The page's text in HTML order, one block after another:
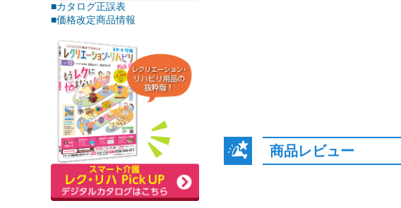
■カタログ正誤表
■価格改定商品情報
商品レビュー